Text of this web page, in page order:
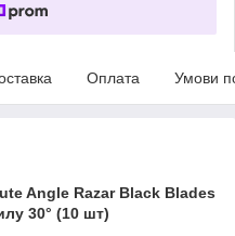
Оплата Умови
Angle Razar Black Blades
30° (10 шт)